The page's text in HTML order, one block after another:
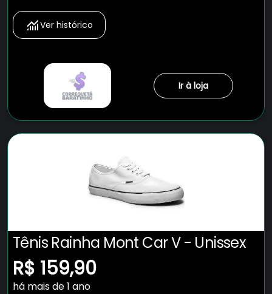
Ver histórico
Ir à loja
Tênis Rainha Mont Car V - Unissex
R$ 159,90
há mais de 1 ano